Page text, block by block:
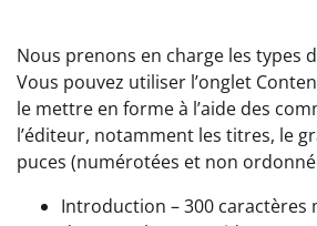
Nous prenons en charge les types
Vous pouvez utiliser l’onglet
le mettre en forme à l’aide des
l’éditeur, notamment les titres, le
puces (numérotées et non
Introduction – 300 caractères